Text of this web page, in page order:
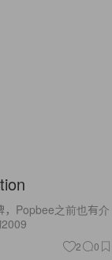
Popbee之前也有介
2 0